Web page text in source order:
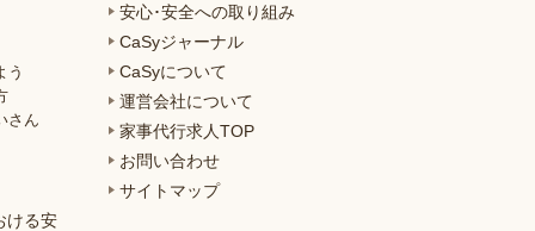
う
さん
ける安
安心･安全への取り組み
CaSyジャーナル
CaSyについて
運営会社について
家事代行求人TOP
お問い合わせ
サイトマップ